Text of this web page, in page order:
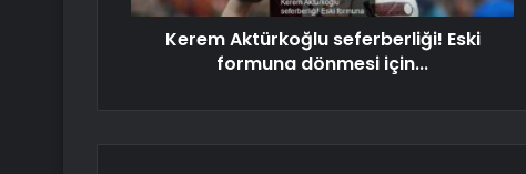
Kerem Aktürkoğlu seferberliği! Eski
formuna dönmesi için...